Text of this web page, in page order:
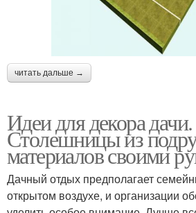
читать дальше →
Идеи для декора дачи.
Столешницы из
материалов своими
Дачный отдых предполагает
открытом воздухе, и организации